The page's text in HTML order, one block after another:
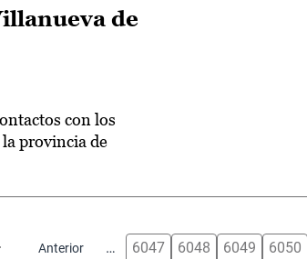
de
con los
la provincia de
Anterior
Página anterior … 6047 6048 6049 6050